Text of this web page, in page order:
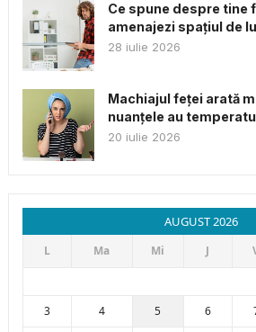
Ce spune despre tine
amenajezi spațiul de
28 iulie 2026
Machiajul feței arată
nuanțele au
20 iulie 2026
AUGUST 2026
L Ma Mi J
3
4 5 6